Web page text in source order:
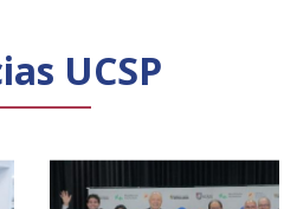
UCSP